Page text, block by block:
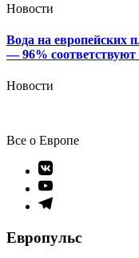
Новости
Вода на европейских
— 96%
Новости
Все о Европе
Элемент
меню
Элемент
меню
Элемент
Европульс